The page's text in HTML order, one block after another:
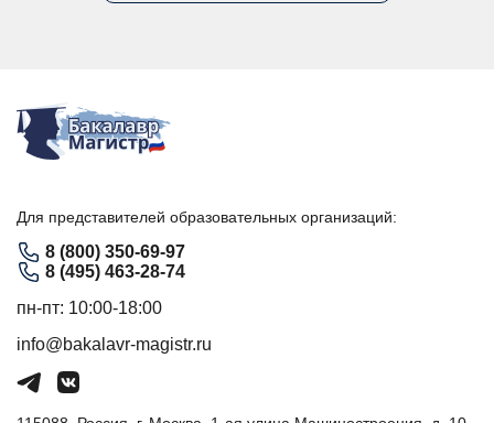
Для представителей образовательных организаций:
8 (800) 350-69-97
8 (495) 463-28-74
пн-пт: 10:00-18:00
info@bakalavr-magistr.ru